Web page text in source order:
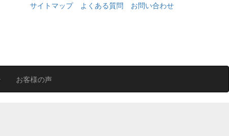
サイトマップ よくある質問 お問い合わせ
お客様の声